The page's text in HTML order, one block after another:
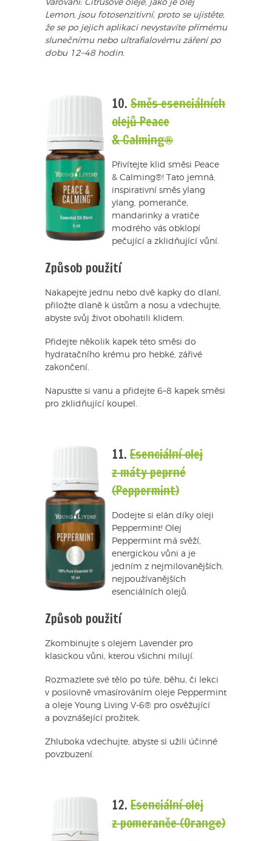
Varování: Citrusové oleje, jako je olej
Lemon, jsou fotosenzitivní, proto se ujistěte,
že se po jejich aplikaci nevystavíte přímému
slunečnímu nebo ultrafialovému záření po
dobu 12–48 hodin.
10. Směs esenciálních
olejů Peace
& Calming®
Přivítejte klid směsi Peace
& Calming®! Tato jemná,
inspirativní směs ylang
ylang, pomeranče,
mandarinky a vratiče
modrého vás obklopí
pečující a zklidňující vůní.
Způsob použití
Nakapejte jednu nebo dvě kapky do dlaní,
přiložte dlaně k ústům a nosu a vdechujte,
abyste svůj život obohatili klidem.
Přidejte několik kapek této směsi do
hydratačního krému pro hebké, zářivé
zakončení.
Napusťte si vanu a přidejte 6–8 kapek směsi
pro zklidňující koupel.
11. Esenciální olej
z máty peprné
(Peppermint)
Dodejte si elán díky oleji
Peppermint! Olej
Peppermint má svěží,
energickou vůni a je
jedním z nejmilovanějších,
nejpoužívanějších
esenciálních olejů.
Způsob použití
Zkombinujte s olejem Lavender pro
klasickou vůni, kterou všichni milují.
Rozmazlete své tělo po túře, běhu, či lekci
v posilovně vmasírováním oleje Peppermint
a oleje Young Living V-6® pro osvěžující
a povznášející prožitek.
Zhluboka vdechujte, abyste si užili účinné
povzbuzení.
12. Esenciální olej
z pomeranče (Orange)